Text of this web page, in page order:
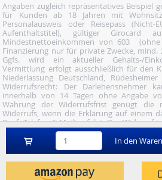
In den
Angaben zugleich repräsentatives Beispiel
für Kunden ab 18 Jahren mit
Personalausweis oder Reisepass
Aufenthaltstitel), gültiger Girocard
Mindestnettoeinkommen von 603  (ohne
Finanzierung nur für private Zwecke,
Ggfs. wird ein aktueller Gehalts-/
Vermittlung erfolgt ausschließlich für den
Niederlassung Deutschland,
Widerrufsrecht: Der Darlehensnehmer
innerhalb von 14 Tagen ohne Angabe
Wahrung der Widerrufsfrist genügt die
Widerrufs, wenn die Erklärung auf einem
Brief, Telefax, E-Mail) erfolgt. Der Widerruf
S.A. Niederlassung Deutschland,
03/34 69 54-09; Tel.: 02 03/
widerruf@consorsfinanz.de).
Nutze unser Midnight-Shopping und
Genauere Infos findest du